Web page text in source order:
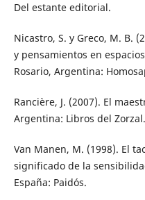
Del estante editorial.
Nicastro, S. y Greco, M. B.
y pensamientos en
Rosario, Argentina:
Rancière, J. (2007). El
Argentina: Libros del Zorzal.
Van Manen, M. (1998). El
significado de la
España: Paidós.